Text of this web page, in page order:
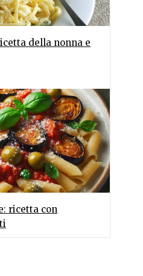
della nonna e
ricetta con